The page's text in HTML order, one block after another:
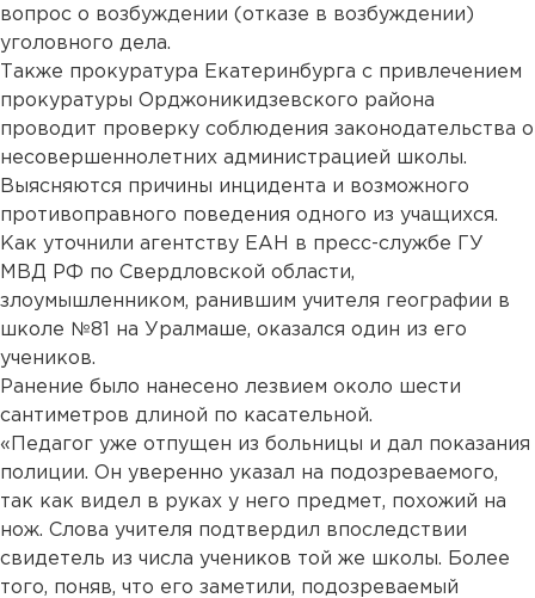
вопрос о возбуждении (отказе в возбуждении)
уголовного дела.
Также прокуратура Екатеринбурга с привлечением
прокуратуры Орджоникидзевского района
проводит проверку соблюдения законодательства о
несовершеннолетних администрацией школы.
Выясняются причины инцидента и возможного
противоправного поведения одного из учащихся.
Как уточнили агентству ЕАН в пресс-службе ГУ
МВД РФ по Свердловской области,
злоумышленником, ранившим учителя географии в
школе №81 на Уралмаше, оказался один из его
учеников.
Ранение было нанесено лезвием около шести
сантиметров длиной по касательной.
«Педагог уже отпущен из больницы и дал показания
полиции. Он уверенно указал на подозреваемого,
так как видел в руках у него предмет, похожий на
нож. Слова учителя подтвердил впоследствии
свидетель из числа учеников той же школы. Более
того, поняв, что его заметили, подозреваемый